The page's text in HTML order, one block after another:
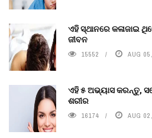
ଏହି ସ୍ଥାନରେ କଳାଜାଇ
ଜୀବନ
15552 AUG
ଏହି ୫ ଅଭ୍ୟାସ କରନ୍ତୁ,
ଶରୀର
16174 AUG